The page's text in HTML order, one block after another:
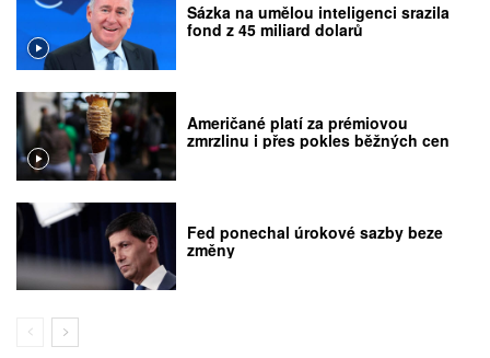
Sázka na umělou inteligenci srazila
fond z 45 miliard dolarů
Američané platí za prémiovou
zmrzlinu i přes pokles běžných cen
Fed ponechal úrokové sazby beze
změny